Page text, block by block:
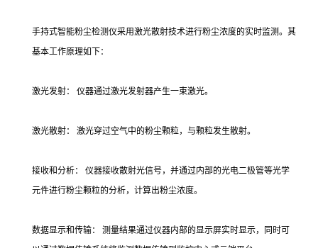
手持式智能粉尘检测仪采用激光散射技术进行粉尘浓度的实时监测。其
基本工作原理如下：
激光发射： 仪器通过激光发射器产生一束激光。
激光散射： 激光穿过空气中的粉尘颗粒，与颗粒发生散射。
接收和分析： 仪器接收散射光信号，并通过内部的光电二极管等光学
元件进行粉尘颗粒的分析，计算出粉尘浓度。
数据显示和传输： 测量结果通过仪器内部的显示屏实时显示，同时可